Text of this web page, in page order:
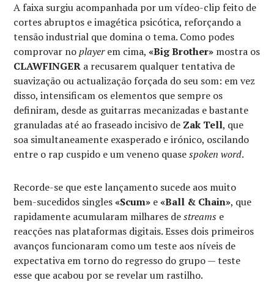
A faixa surgiu acompanhada por um vídeo-clip feito de
cortes abruptos e imagética psicótica, reforçando a
tensão industrial que domina o tema. Como podes
comprovar noplayerem cima,«Big Brother» mostra os
CLAWFINGER a recusarem qualquer tentativa de
suavização ou actualização forçada do seu som: em vez
disso, intensificam os elementos que sempre os
definiram, desde as guitarras mecanizadas e bastante
granuladas até ao fraseado incisivo de Zak Tell, que
soa simultaneamente exasperado e irónico, oscilando
entre o rap cuspido e um veneno quasespoken word.
Recorde-se que este lançamento sucede aos muito
bem-sucedidos singles«Scum» e«Ball & Chain», que
rapidamente acumularam milhares destreams e
reacções nas plataformas digitais. Esses dois primeiros
avanços funcionaram como um teste aos níveis de
expectativa em torno do regresso do grupo — teste
esse que acabou por se revelar um rastilho.